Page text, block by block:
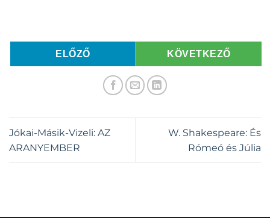
ELŐZŐ KÖVETKEZŐ
Jókai-Másik-Vizeli: AZ
ARANYEMBER
W. Shakespeare: És
Rómeó és Júlia